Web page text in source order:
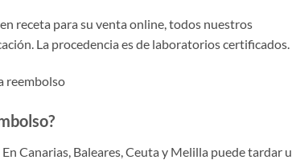
receta para su venta online, todos nuestros
La procedencia es de laboratorios certificados.
reembolso
Canarias, Baleares, Ceuta y Melilla puede tardar